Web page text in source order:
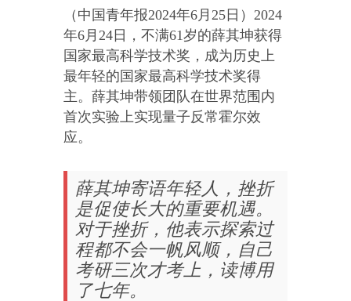
（中国青年报2024年6月25日）2024
年6月24日，不满61岁的薛其坤获得
国家最高科学技术奖，成为历史上
最年轻的国家最高科学技术奖得
主。薛其坤带领团队在世界范围内
首次实验上实现量子反常霍尔效
应。
薛其坤寄语年轻人，挫折
是促使长大的重要机遇。
对于挫折，他表示探索过
程都不会一帆风顺，自己
考研三次才考上，读博用
了七年。